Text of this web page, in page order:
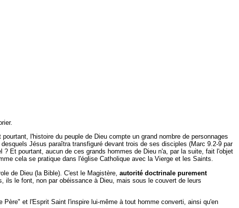
l'histoire du peuple de Dieu compte un grand nombre de personnages
Jésus paraîtra transfiguré devant trois de ses disciples (Marc 9.2-9 par
Et pourtant, aucun de ces grands hommes de Dieu n'a, par la suite, fait l'objet
cela se pratique dans l'église Catholique avec la Vierge et les Saints.
de Dieu (la Bible). C'est le Magistère, autorité doctrinale purement
ils le font, non par obéissance à Dieu, mais sous le couvert de leurs
Père" et l'Esprit Saint l'inspire lui-même à tout homme converti, ainsi qu'en